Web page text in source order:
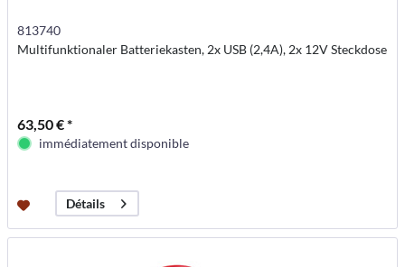
813740
Multifunktionaler Batteriekasten, 2x USB (2,4A), 2x 12V Steckdose
63,50 € *
immédiatement disponible
Détails